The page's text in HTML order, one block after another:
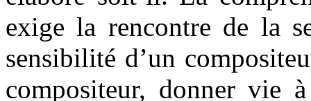
exige la rencontre de la
sensibilité d’un
compositeur, donner vie